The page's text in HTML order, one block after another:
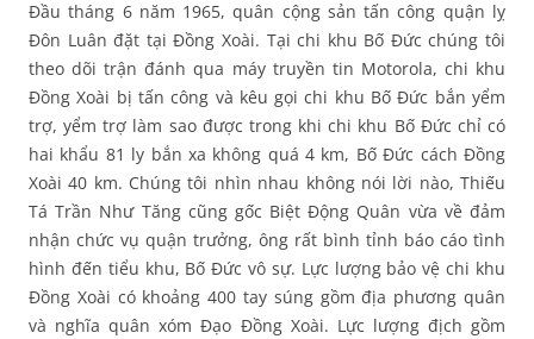
Đầu tháng 6 năm 1965, quân cộng sản tấn công quận lỵ
Đôn Luân đặt tại Đồng Xoài. Tại chi khu Bố Đức chúng tôi
theo dõi trận đánh qua máy truyền tin Motorola, chi khu
Đồng Xoài bị tấn công và kêu gọi chi khu Bố Đức bắn yểm
trợ, yểm trợ làm sao được trong khi chi khu Bố Đức chỉ có
hai khẩu 81 ly bắn xa không quá 4 km, Bố Đức cách Đồng
Xoài 40 km. Chúng tôi nhìn nhau không nói lời nào, Thiếu
Tá Trần Như Tăng cũng gốc Biệt Động Quân vừa về đảm
nhận chức vụ quận trưởng, ông rất bình tỉnh báo cáo tình
hình đến tiểu khu, Bố Đức vô sự. Lực lượng bảo vệ chi khu
Đồng Xoài có khoảng 400 tay súng gồm địa phương quân
và nghĩa quân xóm Đạo Đồng Xoài. Lực lượng địch gồm